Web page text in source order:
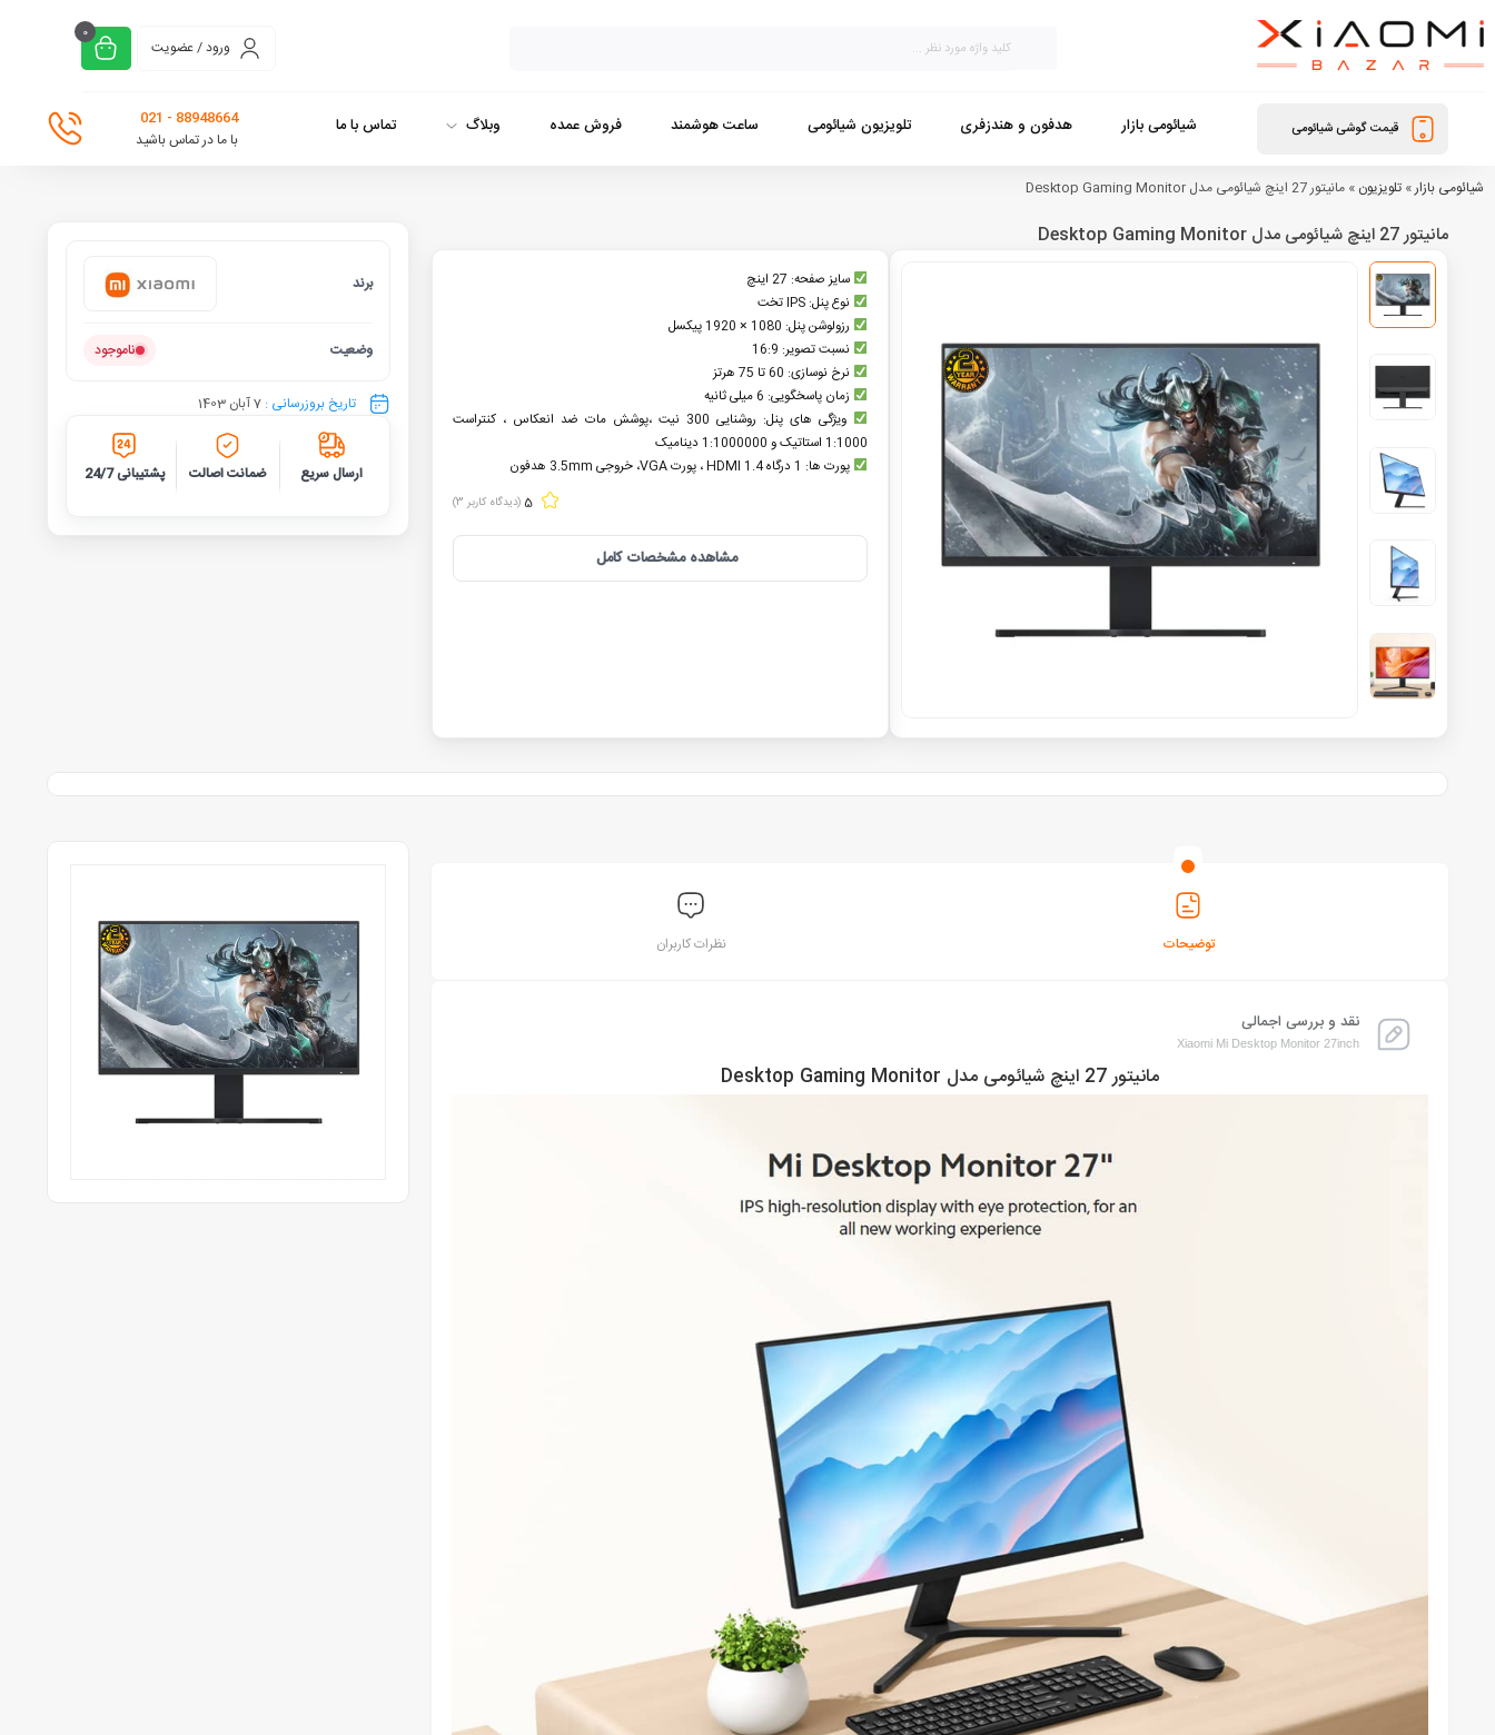
ورود / عضویت
0
قیمت گوشی شیائومی شیائومی بازار هدفون و هندزفری تلویزیون شیائومی ساعت هوشمند فروش عمده وبلاگ تماس با ما
88948664 - 021
با ما در تماس باشید
شیائومی بازار» تلویزیون » مانیتور 27 اینچ شیائومی مدل Desktop Gaming Monitor
مانیتور 27 اینچ شیائومی مدل Desktop Gaming Monitor
سایز صفحه: 27 اینچ
نوع پنل: IPS تخت
رزولوشن پنل: 1080 × 1920 پیکسل
نسبت تصویر: 16:9
نرخ نوسازی: 60 تا 75 هرتز
زمان پاسخگویی: 6 میلی ثانیه
ویژگی های پنل: روشنایی 300 نیت ،پوشش مات ضد انعکاس ، کنتراست
1:1000 استاتیک و 1:1000000 دینامیک
پورت ها: 1 درگاه HDMI 1.4 ، پورت VGA، خروجی 3.5mm هدفون
5 (دیدگاه کاربر 3
)
مشاهده مشخصات کامل
برند
وضعیت ناموجود
تاریخ بروزرسانی :7 آبان 1403
ارسال سریع ضمانت اصالت پشتیبانی 24/7
توضیحات نظرات کاربران
نقد و بررسی اجمالی
Xiaomi Mi Desktop Monitor 27inch
مانیتور 27 اینچ شیائومی مدل Desktop Gaming Monitor